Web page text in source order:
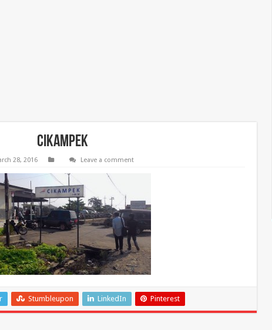
cikampek
28, 2016 Leave a comment
Stumbleupon LinkedIn Pinterest